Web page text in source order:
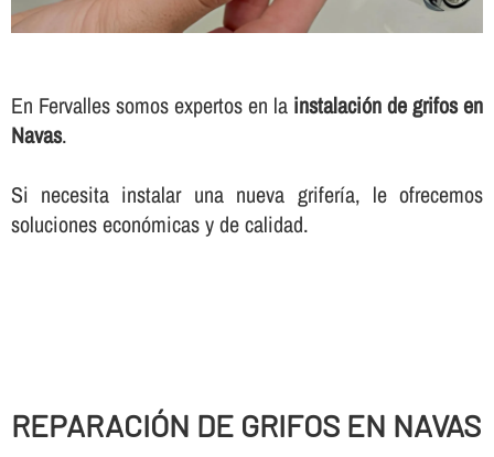
En Fervalles somos expertos en la instalación de grifos en
Navas.
Si necesita instalar una nueva griferí­a, le ofrecemos
soluciones económicas y de calidad.
REPARACIÓN DE GRIFOS EN NAVAS